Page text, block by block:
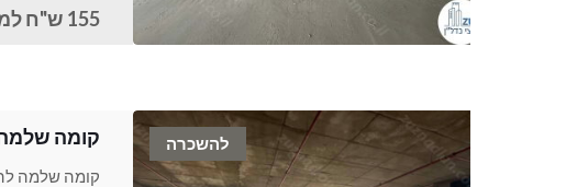
155 ש"ח למ"ר
להשכרה קומה
קומה שלמה